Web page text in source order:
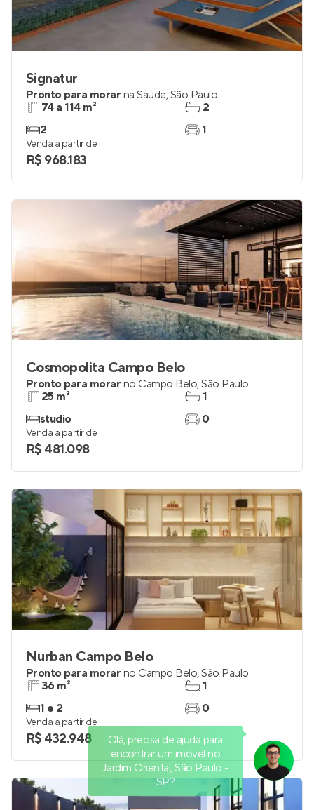
Signatur
Pronto para morar na Saúde,São Paulo
74 a 114 m²
2
2
1
Venda a partir de
R$ 968.183
Cosmopolita Campo Belo
Pronto para morar no Campo Belo,São Paulo
25 m²
studio
1
0
Venda a partir de
R$ 481.098
Nurban Campo Belo
Pronto para morar no Campo Belo,São Paulo
36 m²
1 e 2
1
0
Venda a partir de
R$ 432.948
Olá, precisa de ajuda para
encontrar um imóvel no
Jardim Oriental, São Paulo -
SP?